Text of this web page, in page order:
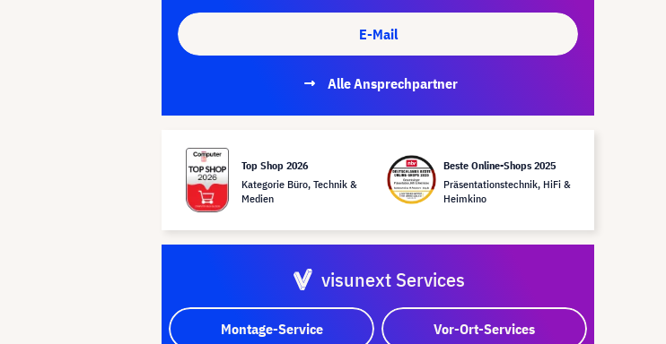
E-Mail
Alle Ansprechpartner
Top Shop 2026
Kategorie Büro, Technik &
Medien
Beste Online-Shops 2025
Präsentationstechnik, HiFi &
Heimkino
visunext Services
Montage-Service Vor-Ort-Services